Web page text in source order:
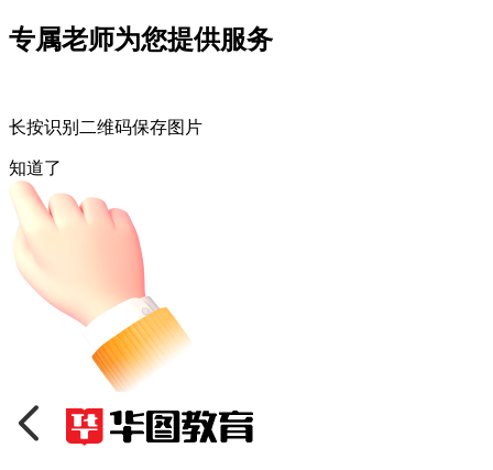
专属老师为您提供服务
长按识别二维码保存图片
知道了